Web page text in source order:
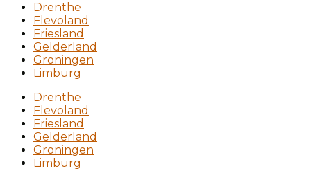
Drenthe
Flevoland
Friesland
Gelderland
Groningen
Limburg
Drenthe
Flevoland
Friesland
Gelderland
Groningen
Limburg